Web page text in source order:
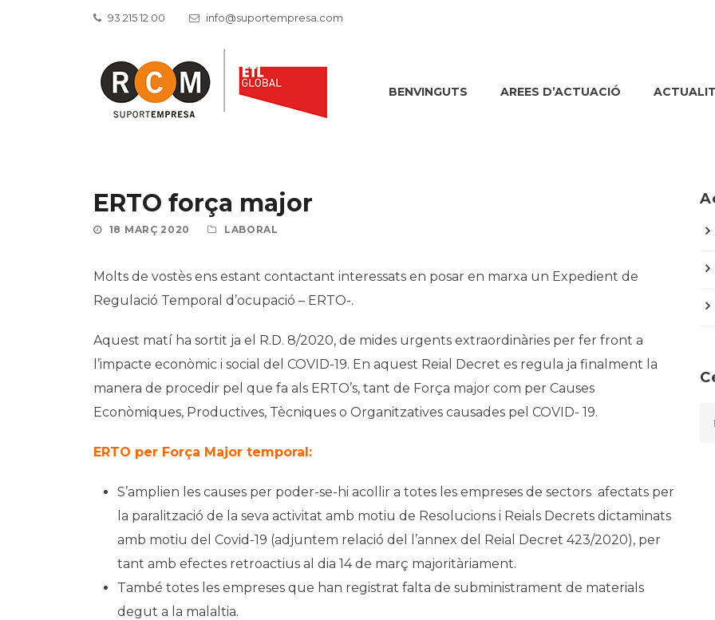
93 215 12 00 info@suportempresa.com
BENVINGUTS AREES D’ACTUACIÓ
ERTO força major
18 MARÇ 2020 LABORAL
Molts de vostès ens estant contactant interessats en posar en marxa un Expedient de
Regulació Temporal d’ocupació – ERTO-.
Aquest matí ha sortit ja el R.D. 8/2020, de mides urgents extraordinàries per fer front a
l’impacte econòmic i social del COVID-19. En aquest Reial Decret es regula ja finalment la
manera de procedir pel que fa als ERTO’s, tant de Força major com per Causes
Econòmiques, Productives, Tècniques o Organitzatives causades pel COVID- 19.
ERTO per Força Major temporal:
S’amplien les causes per poder-se-hi acollir a totes les empreses de sectors afectats per
la paralització de la seva activitat amb motiu de Resolucions i Reials Decrets dictaminats
amb motiu del Covid-19 (adjuntem relació del l’annex del Reial Decret 423/2020), per
tant amb efectes retroactius al dia 14 de març majoritàriament.
També totes les empreses que han registrat falta de subministrament de materials
degut a la malaltia.